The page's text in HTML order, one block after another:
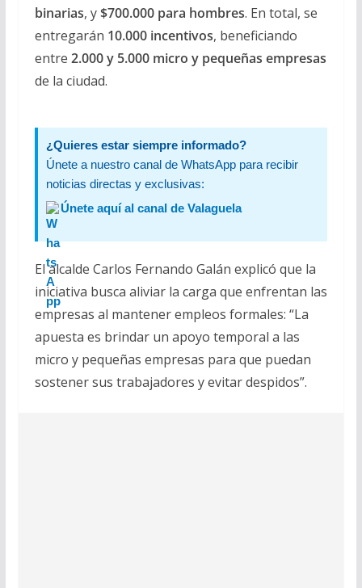
binarias, y$700.000 para hombres. En total, se
entregarán 10.000 incentivos, beneficiando
entre 2.000 y 5.000 micro y pequeñas empresas
de la ciudad.
¿Quieres estar siempre informado?
Únete a nuestro canal de WhatsApp para recibir
noticias directas y exclusivas:
Únete aquí al canal de Valaguela
El alcalde Carlos Fernando Galán explicó que la
iniciativa busca aliviar la carga que enfrentan las
empresas al mantener empleos formales: “La
apuesta es brindar un apoyo temporal a las
micro y pequeñas empresas para que puedan
sostener sus trabajadores y evitar despidos”.